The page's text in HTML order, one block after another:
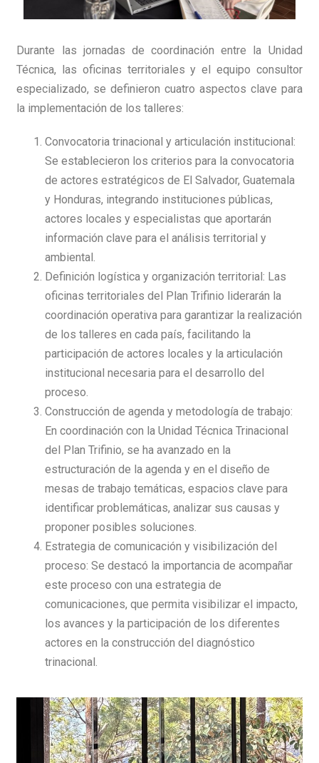
Durante las jornadas de coordinación entre la Unidad
Técnica, las oficinas territoriales y el equipo consultor
especializado, se definieron cuatro aspectos clave para
la implementación de los talleres:
Convocatoria trinacional y articulación institucional:
Se establecieron los criterios para la convocatoria
de actores estratégicos de El Salvador, Guatemala
y Honduras, integrando instituciones públicas,
actores locales y especialistas que aportarán
información clave para el análisis territorial y
ambiental.
Definición logística y organización territorial: Las
oficinas territoriales del Plan Trifinio liderarán la
coordinación operativa para garantizar la realización
de los talleres en cada país, facilitando la
participación de actores locales y la articulación
institucional necesaria para el desarrollo del
proceso.
Construcción de agenda y metodología de trabajo:
En coordinación con la Unidad Técnica Trinacional
del Plan Trifinio, se ha avanzado en la
estructuración de la agenda y en el diseño de
mesas de trabajo temáticas, espacios clave para
identificar problemáticas, analizar sus causas y
proponer posibles soluciones.
Estrategia de comunicación y visibilización del
proceso: Se destacó la importancia de acompañar
este proceso con una estrategia de
comunicaciones, que permita visibilizar el impacto,
los avances y la participación de los diferentes
actores en la construcción del diagnóstico
trinacional.